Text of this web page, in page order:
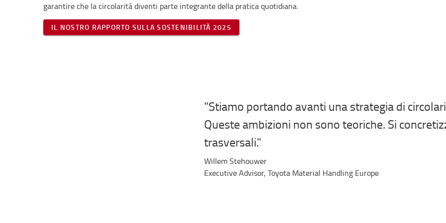
garantire che la circolarità diventi parte integrante della pratica quotidiana.
IL NOSTRO RAPPORTO SULLA SOSTENIBILITÀ 2025
"Stiamo portando avanti una strategia di
Queste ambizioni non sono teoriche. Si
trasversali."
Willem Stehouwer
Executive Advisor, Toyota Material Handling Europe